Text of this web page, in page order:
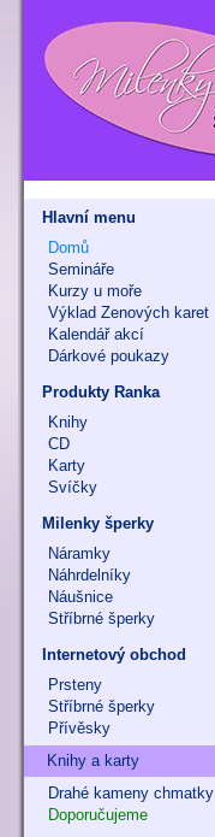
Hlavní menu
Domů
Semináře
Kurzy u moře
Výklad Zenových karet
Kalendář akcí
Dárkové poukazy
Produkty Ranka
Knihy
CD
Karty
Svíčky
Milenky šperky
Náramky
Náhrdelníky
Náušnice
Stříbrné šperky
Internetový obchod
Prsteny
Stříbrné šperky
Přívěsky
Knihy a karty
Drahé kameny chmatky
Doporučujeme